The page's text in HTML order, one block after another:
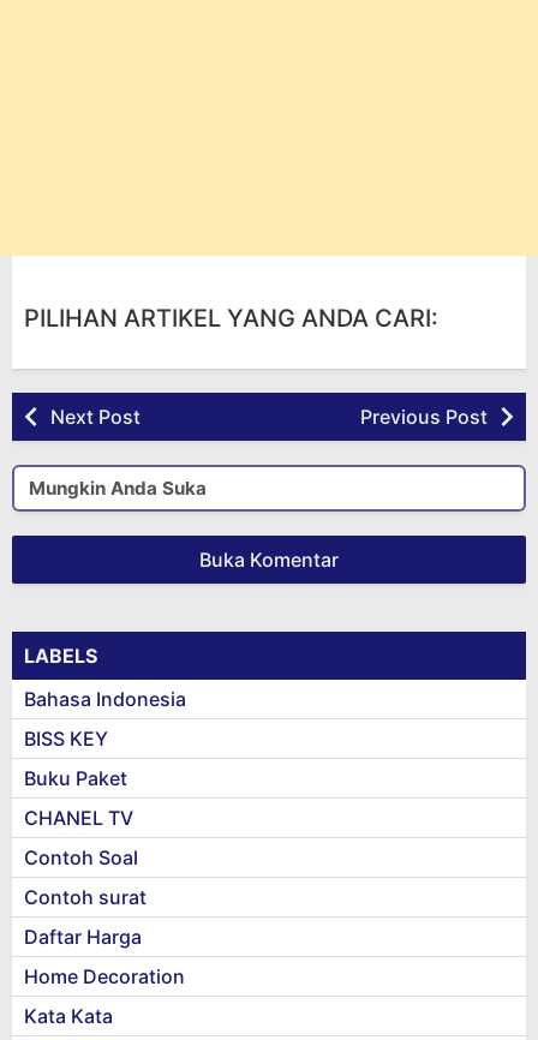
PILIHAN ARTIKEL YANG ANDA CARI:
Next Post Previous Post
Mungkin Anda Suka
Buka Komentar
LABELS
Bahasa Indonesia
BISS KEY
Buku Paket
CHANEL TV
Contoh Soal
Contoh surat
Daftar Harga
Home Decoration
Kata Kata